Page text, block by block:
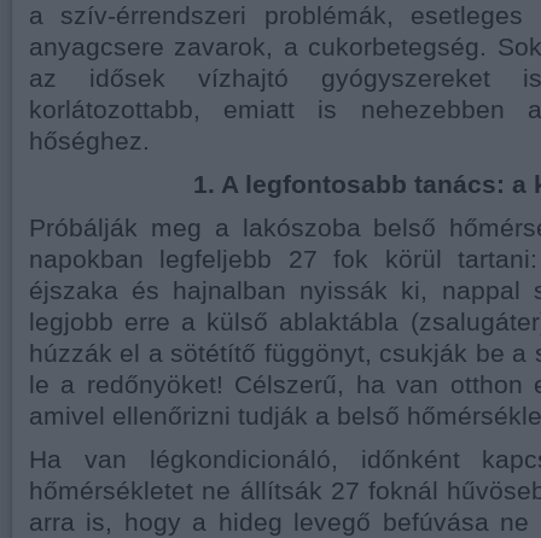
a szív-érrendszeri problémák, esetleges
anyagcsere zavarok, a cukorbetegség.
az idősek vízhajtó gyógyszereket
korlátozottabb, emiatt is nehezebben
hőséghez.
1. A legfontosabb tanács: a
Próbálják meg a lakószoba belső
napokban legfeljebb 27 fok körül
éjszaka és hajnalban nyissák ki, nappal
legjobb erre a külső ablaktábla
húzzák el a sötétítő függönyt, csukják be a
le a redőnyöket! Célszerű, ha van otthon
amivel ellenőrizni tudják a belső
Ha van légkondicionáló, időnként
hőmérsékletet ne állítsák 27 foknál
arra is, hogy a hideg levegő befúvása